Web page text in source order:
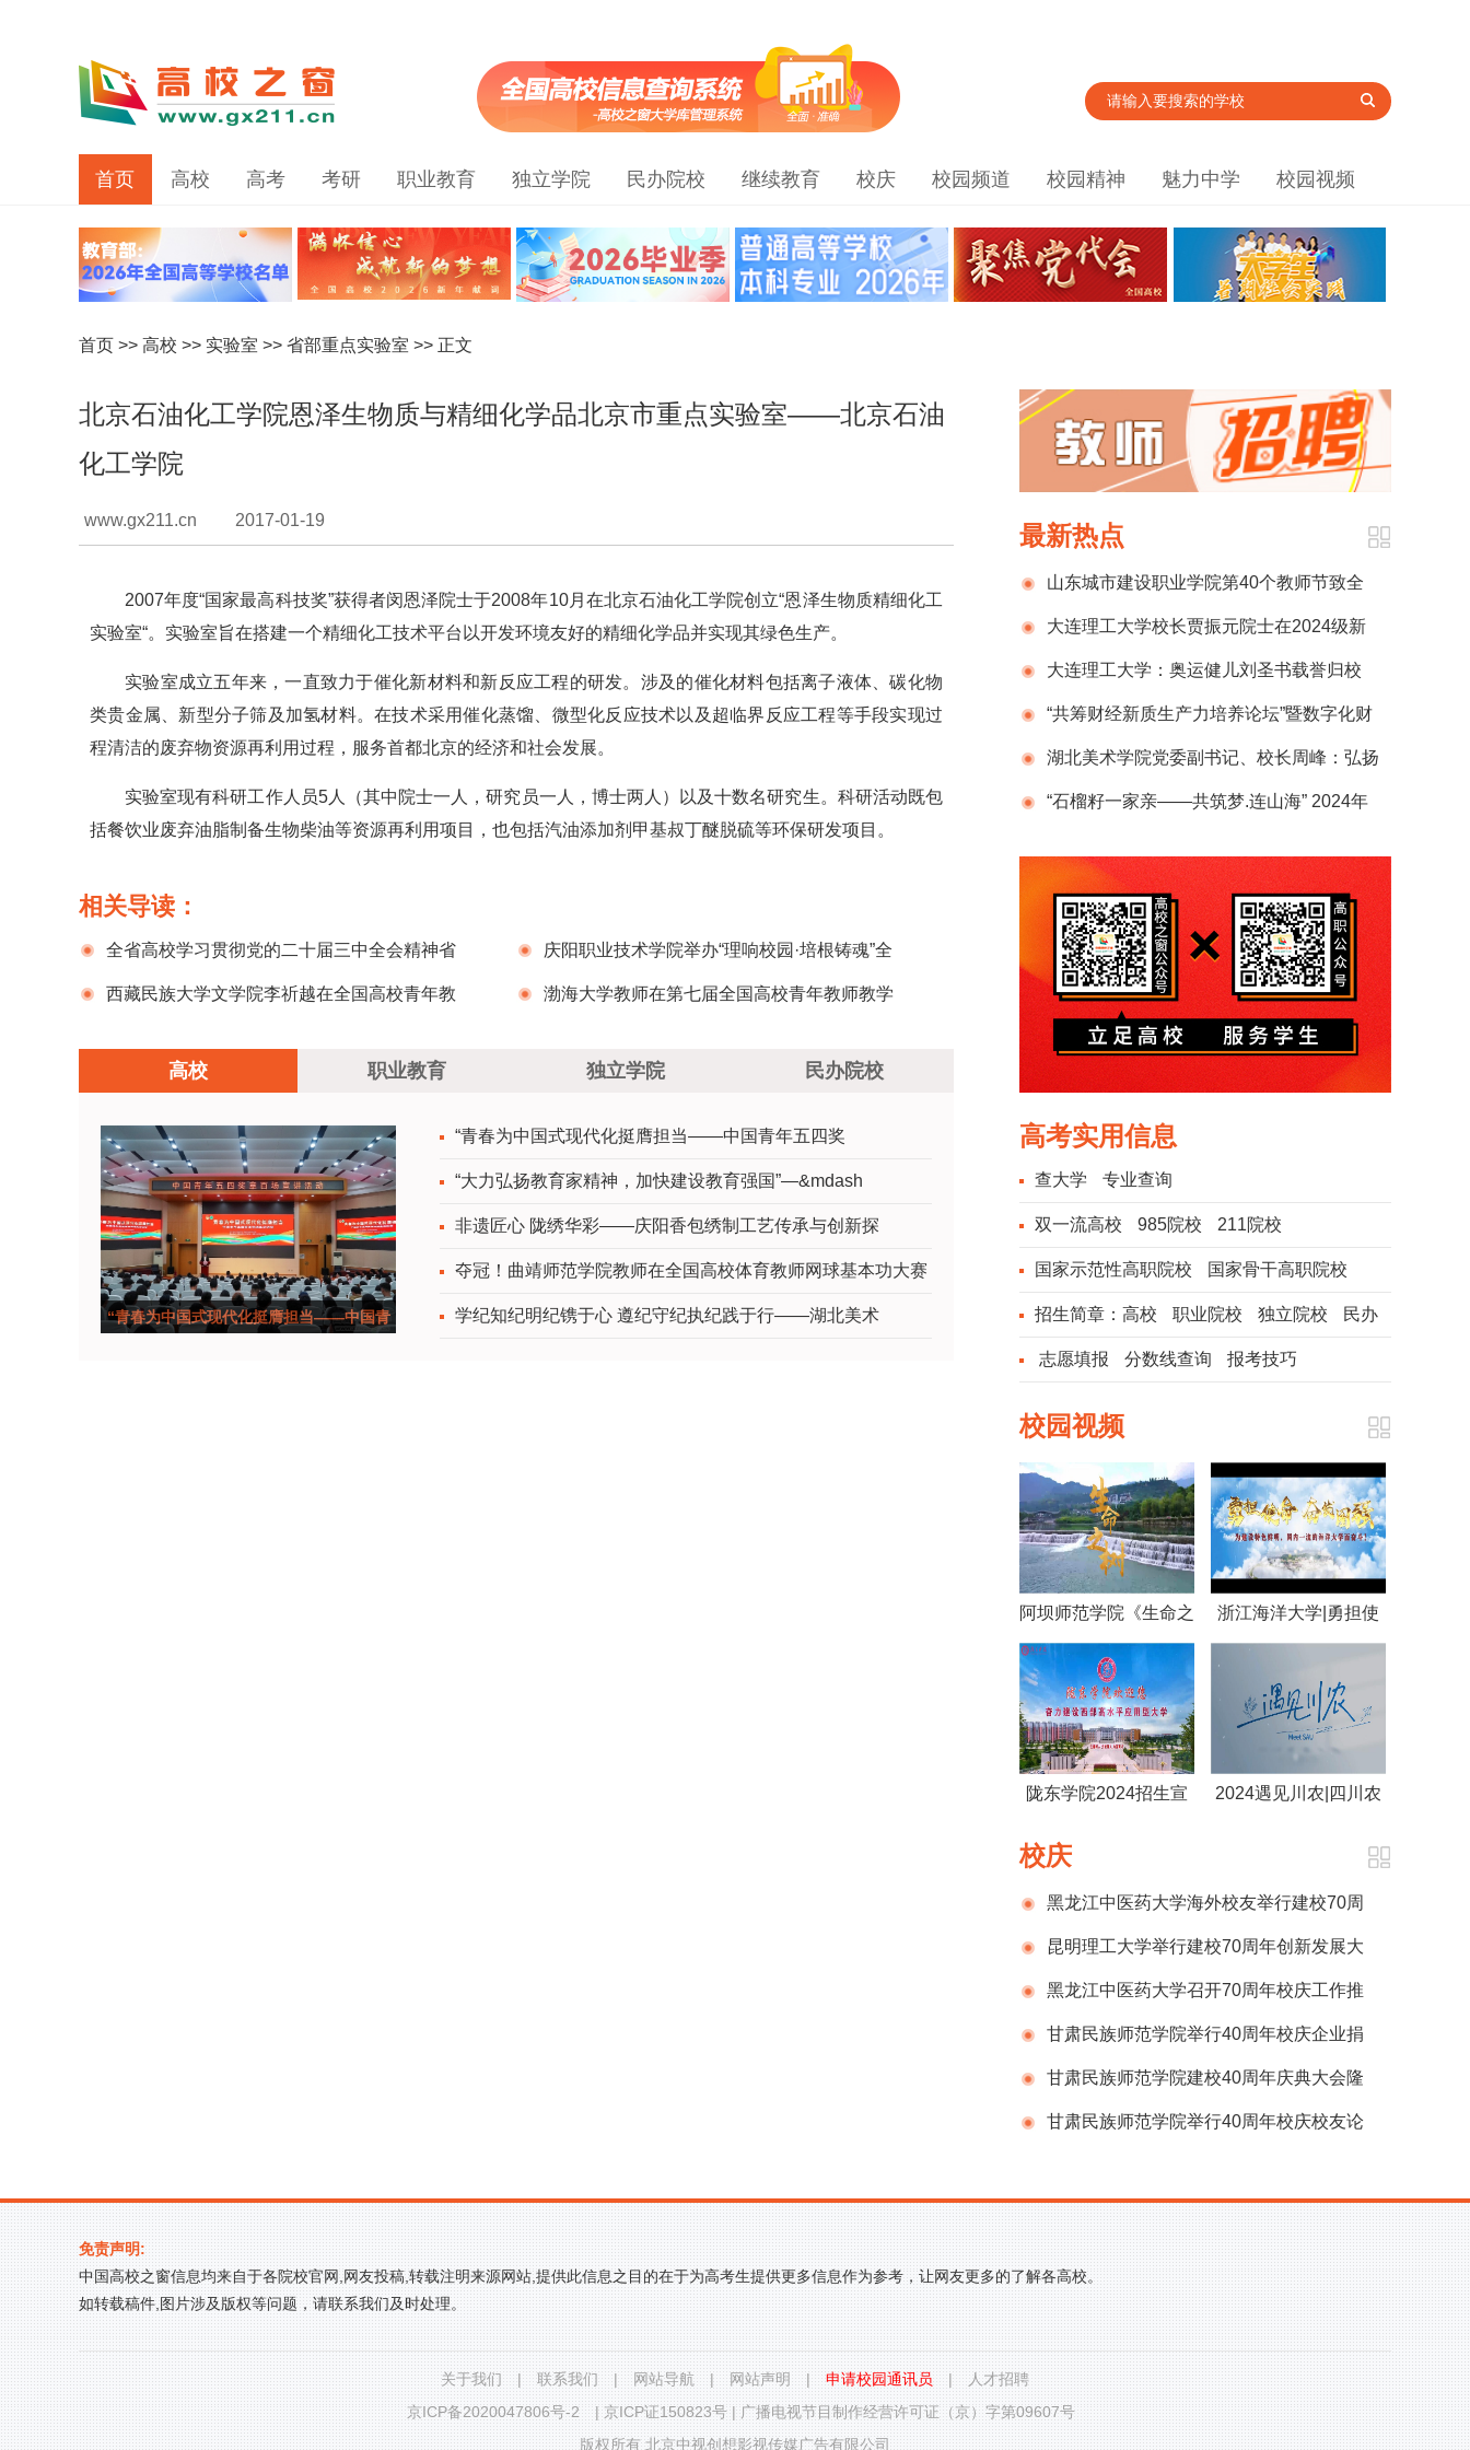
首页 高校 高考 考研 职业教育 独立学院 民办院校 继续教育 校庆 校园频道 校园精神 魅力中学 校园视频
首页 >> 高校 >> 实验室 >> 省部重点实验室 >> 正文
北京石油化工学院恩泽生物质与精细化学品北京市重点实验室——北京石油
化工学院
www.gx211.cn 2017-01-19
2007年度“国家最高科技奖”获得者闵恩泽院士于2008年10月在北京石油化工学院创立“恩泽生物质精细化工
实验室“。实验室旨在搭建一个精细化工技术平台以开发环境友好的精细化学品并实现其绿色生产。
实验室成立五年来，一直致力于催化新材料和新反应工程的研发。涉及的催化材料包括离子液体、碳化物
类贵金属、新型分子筛及加氢材料。在技术采用催化蒸馏、微型化反应技术以及超临界反应工程等手段实现过
程清洁的废弃物资源再利用过程，服务首都北京的经济和社会发展。
实验室现有科研工作人员5人（其中院士一人，研究员一人，博士两人）以及十数名研究生。科研活动既包
括餐饮业废弃油脂制备生物柴油等资源再利用项目，也包括汽油添加剂甲基叔丁醚脱硫等环保研发项目。
相关导读：
全省高校学习贯彻党的二十届三中全会精神省
级示范宣讲河西学院专场举办
庆阳职业技术学院举办“理响校园·培根铸魂”全
省高校学习贯彻党的二十届三中全会精神省级示
西藏民族大学文学院李祈越在全国高校青年教 渤海大学教师在第七届全国高校青年教师教学
高校 职业教育 独立学院 民办院校
“青春为中国式现代化挺膺担当——中国青
“青春为中国式现代化挺膺担当——中国青年五四奖
“大力弘扬教育家精神，加快建设教育强国”—&mdash
非遗匠心 陇绣华彩——庆阳香包绣制工艺传承与创新探
夺冠！曲靖师范学院教师在全国高校体育教师网球基本功大赛
学纪知纪明纪镌于心 遵纪守纪执纪践于行——湖北美术
最新热点
山东城市建设职业学院第40个教师节致全
校教师和家属的一封信
大连理工大学校长贾振元院士在2024级新
生开学典礼上的致辞
大连理工大学：奥运健儿刘圣书载誉归校
“共筹财经新质生产力培养论坛”暨数字化财
税行业产教融合共同体2024年半年度总结计划
发布会在京成功举办
湖北美术学院党委副书记、校长周峰：弘扬
新时代教育家精神 锻造新百年湖美良师
“石榴籽一家亲——共筑梦.连山海” 2024年
高考实用信息
查大学 专业查询
双一流高校 985院校 211院校
国家示范性高职院校 国家骨干高职院校
招生简章： 高校 职业院校 独立院校 民办
院校志愿填报 分数线查询 报考技巧
校园视频
阿坝师范学院《生命之
树》
浙江海洋大学|勇担使
色鲜明，国内一流的海
洋大学而奋斗！
陇东学院2024招生宣 2024遇见川农|四川农
校庆
黑龙江中医药大学海外校友举行建校70周
年庆祝活动
昆明理工大学举行建校70周年创新发展大
会 黑龙江中医药大学召开70周年校庆工作推
进会议甘肃民族师范学院举行40周年校庆企业捐
赠仪式甘肃民族师范学院建校40周年庆典大会隆
重举行甘肃民族师范学院举行40周年校庆校友论
免责声明:
中国高校之窗信息均来自于各院校官网,网友投稿,转载注明来源网站,提供此信息之目的在于为高考生提供更多信息作为参考，让网友更多的了解各高校。
如转载稿件,图片涉及版权等问题，请联系我们及时处理。
关于我们 | 联系我们 | 网站导航 | 网站声明 | 申请校园通讯员 |
人才招聘
京ICP备2020047806号-2
|京ICP证150823号|广播电视节目制作经营许可证（京）字第09607号
版权所有 北京中视创想影视传媒广告有限公司